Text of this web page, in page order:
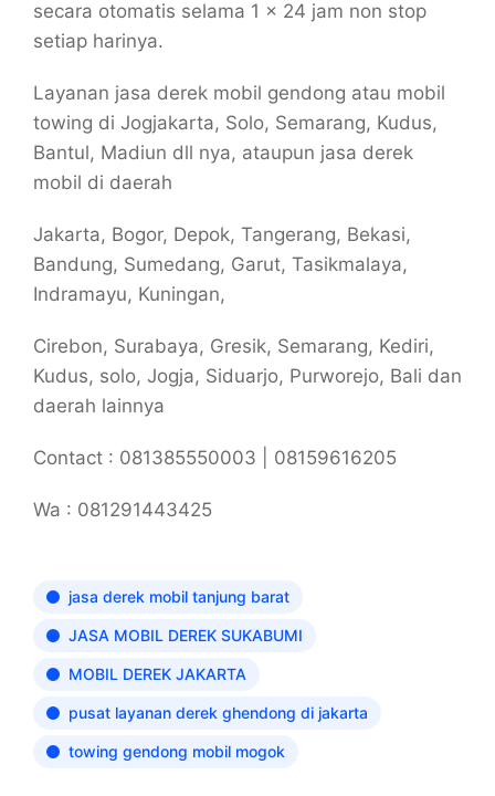
secara otomatis selama 1 x 24 jam non stop
setiap harinya.
Layanan jasa derek mobil gendong atau mobil
towing di Jogjakarta, Solo, Semarang, Kudus,
Bantul, Madiun dll nya, ataupun jasa derek
mobil di daerah
Jakarta, Bogor, Depok, Tangerang, Bekasi,
Bandung, Sumedang, Garut, Tasikmalaya,
Indramayu, Kuningan,
Cirebon, Surabaya, Gresik, Semarang, Kediri,
Kudus, solo, Jogja, Siduarjo, Purworejo, Bali dan
daerah lainnya
Contact : 081385550003 | 08159616205
Wa : 081291443425
jasa derek mobil tanjung barat
JASA MOBIL DEREK SUKABUMI
MOBIL DEREK JAKARTA
pusat layanan derek ghendong di jakarta
towing gendong mobil mogok